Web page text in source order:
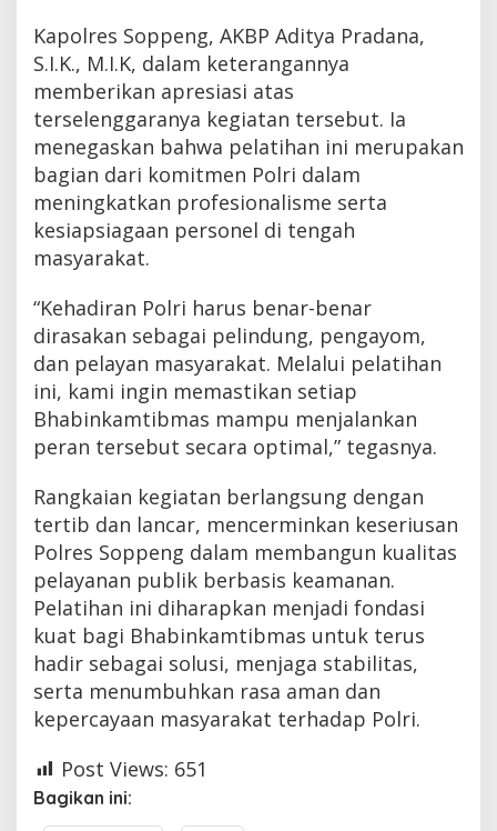
Kapolres Soppeng, AKBP Aditya Pradana,
S.I.K., M.I.K, dalam keterangannya
memberikan apresiasi atas
terselenggaranya kegiatan tersebut. Ia
menegaskan bahwa pelatihan ini merupakan
bagian dari komitmen Polri dalam
meningkatkan profesionalisme serta
kesiapsiagaan personel di tengah
masyarakat.
“Kehadiran Polri harus benar-benar
dirasakan sebagai pelindung, pengayom,
dan pelayan masyarakat. Melalui pelatihan
ini, kami ingin memastikan setiap
Bhabinkamtibmas mampu menjalankan
peran tersebut secara optimal,” tegasnya.
Rangkaian kegiatan berlangsung dengan
tertib dan lancar, mencerminkan keseriusan
Polres Soppeng dalam membangun kualitas
pelayanan publik berbasis keamanan.
Pelatihan ini diharapkan menjadi fondasi
kuat bagi Bhabinkamtibmas untuk terus
hadir sebagai solusi, menjaga stabilitas,
serta menumbuhkan rasa aman dan
kepercayaan masyarakat terhadap Polri.
Post Views: 651
Bagikan ini: